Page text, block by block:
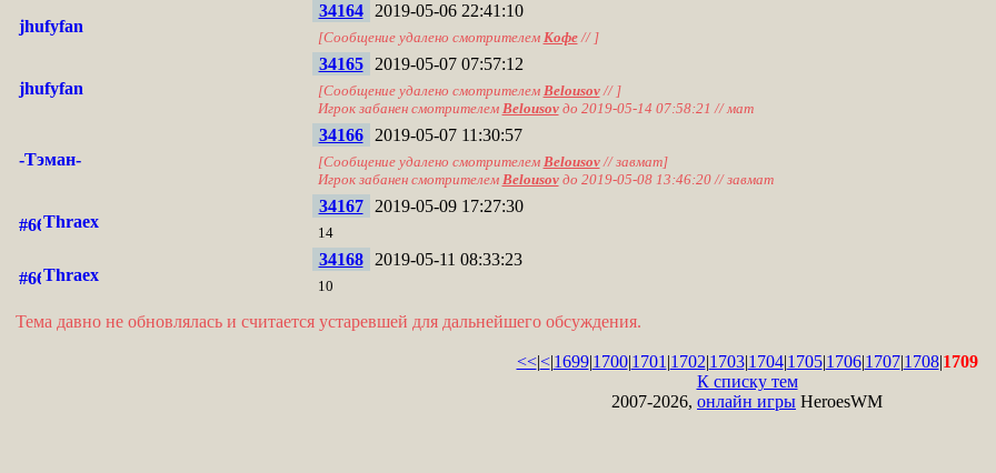
jhufyfan
34164 2019-05-06 22:41:10
[Сообщение удалено смотрителем Кофе// ]
jhufyfan
34165 2019-05-07 07:57:12
[Сообщение удалено смотрителем Belousov// ]
Игрок забанен смотрителем Belousovдо 2019-05-14 07:58:21 // мат
-Тэман-
34166 2019-05-07 11:30:57
[Сообщение удалено смотрителем Belousov// завмат]
Игрок забанен смотрителем Belousovдо 2019-05-08 13:46:20 // завмат
Thraex
34167 2019-05-09 17:27:30
14
Thraex
34168 2019-05-11 08:33:23
10
Тема давно не обновлялась и считается устаревшей для дальнейшего обсуждения.
<<|<|1699|1700|1701 |1702|1703|1704|1705|1706|1707|1708|1709
К списку тем
2007-2026, онлайн игры HeroesWM